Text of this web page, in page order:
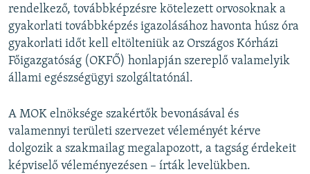
rendelkező, továbbképzésre kötelezett orvosoknak a
gyakorlati továbbképzés igazolásához havonta húsz óra
gyakorlati időt kell eltölteniük az Országos Kórházi
Főigazgatóság (OKFŐ) honlapján szereplő valamelyik
állami egészségügyi szolgáltatónál.
A MOK elnöksége szakértők bevonásával és
valamennyi területi szervezet véleményét kérve
dolgozik a szakmailag megalapozott, a tagság érdekeit
képviselő véleményezésen – írták levelükben.